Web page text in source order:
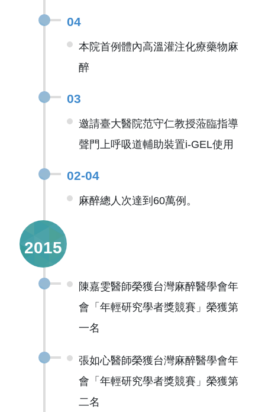
04
本院首例體內高溫灌注化療藥物麻
醉
03
邀請臺大醫院范守仁教授蒞臨指導
聲門上呼吸道輔助裝置i-GEL使用
02-04
麻醉總人次達到60萬例。
2015
陳嘉雯醫師榮獲台灣麻醉醫學會年
會「年輕研究學者獎競賽」榮獲第
一名
張如心醫師榮獲台灣麻醉醫學會年
會「年輕研究學者獎競賽」榮獲第
二名